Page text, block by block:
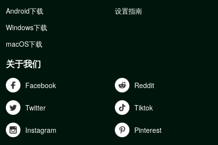
Android下载
Windows下载
macOS下载
设置指南
关于我们
Facebook Reddit
Twitter Tiktok
Instagram Pinterest